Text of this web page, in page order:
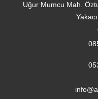
Uğur Mumcu Mah.